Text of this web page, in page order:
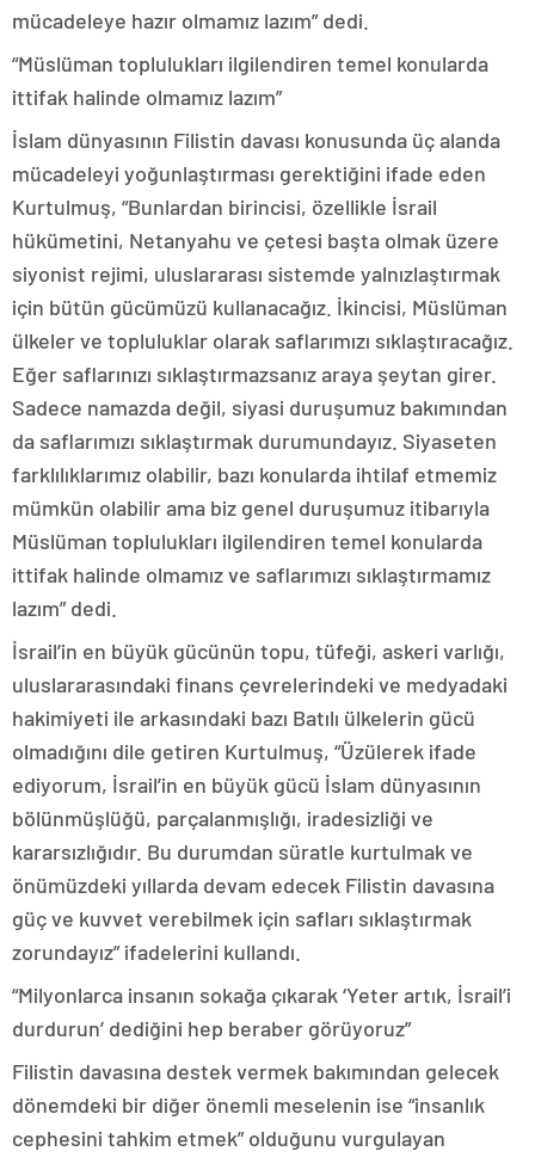
mücadeleye hazır olmamız lazım” dedi.
“Müslüman toplulukları ilgilendiren temel konularda
ittifak halinde olmamız lazım”
İslam dünyasının Filistin davası konusunda üç alanda
mücadeleyi yoğunlaştırması gerektiğini ifade eden
Kurtulmuş, “Bunlardan birincisi, özellikle İsrail
hükümetini, Netanyahu ve çetesi başta olmak üzere
siyonist rejimi, uluslararası sistemde yalnızlaştırmak
için bütün gücümüzü kullanacağız. İkincisi, Müslüman
ülkeler ve topluluklar olarak saflarımızı sıklaştıracağız.
Eğer saflarınızı sıklaştırmazsanız araya şeytan girer.
Sadece namazda değil, siyasi duruşumuz bakımından
da saflarımızı sıklaştırmak durumundayız. Siyaseten
farklılıklarımız olabilir, bazı konularda ihtilaf etmemiz
mümkün olabilir ama biz genel duruşumuz itibarıyla
Müslüman toplulukları ilgilendiren temel konularda
ittifak halinde olmamız ve saflarımızı sıklaştırmamız
lazım” dedi.
İsrail’in en büyük gücünün topu, tüfeği, askeri varlığı,
uluslararasındaki finans çevrelerindeki ve medyadaki
hakimiyeti ile arkasındaki bazı Batılı ülkelerin gücü
olmadığını dile getiren Kurtulmuş, “Üzülerek ifade
ediyorum, İsrail’in en büyük gücü İslam dünyasının
bölünmüşlüğü, parçalanmışlığı, iradesizliği ve
kararsızlığıdır. Bu durumdan süratle kurtulmak ve
önümüzdeki yıllarda devam edecek Filistin davasına
güç ve kuvvet verebilmek için safları sıklaştırmak
zorundayız” ifadelerini kullandı.
“Milyonlarca insanın sokağa çıkarak ‘Yeter artık, İsrail’i
durdurun’ dediğini hep beraber görüyoruz”
Filistin davasına destek vermek bakımından gelecek
dönemdeki bir diğer önemli meselenin ise “insanlık
cephesini tahkim etmek” olduğunu vurgulayan